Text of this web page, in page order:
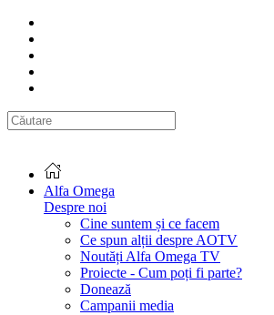
Alfa Omega
Despre noi
Cine suntem și ce facem
Ce spun alții despre AOTV
Noutăți Alfa Omega TV
Proiecte - Cum poți fi parte?
Donează
Campanii media